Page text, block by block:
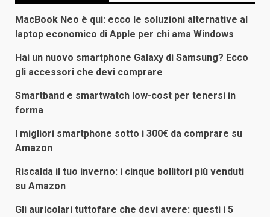
MacBook Neo è qui: ecco le soluzioni alternative al
laptop economico di Apple per chi ama Windows
Hai un nuovo smartphone Galaxy di Samsung? Ecco
gli accessori che devi comprare
Smartband e smartwatch low-cost per tenersi in
forma
I migliori smartphone sotto i 300€ da comprare su
Amazon
Riscalda il tuo inverno: i cinque bollitori più venduti
su Amazon
Gli auricolari tuttofare che devi avere: questi i 5